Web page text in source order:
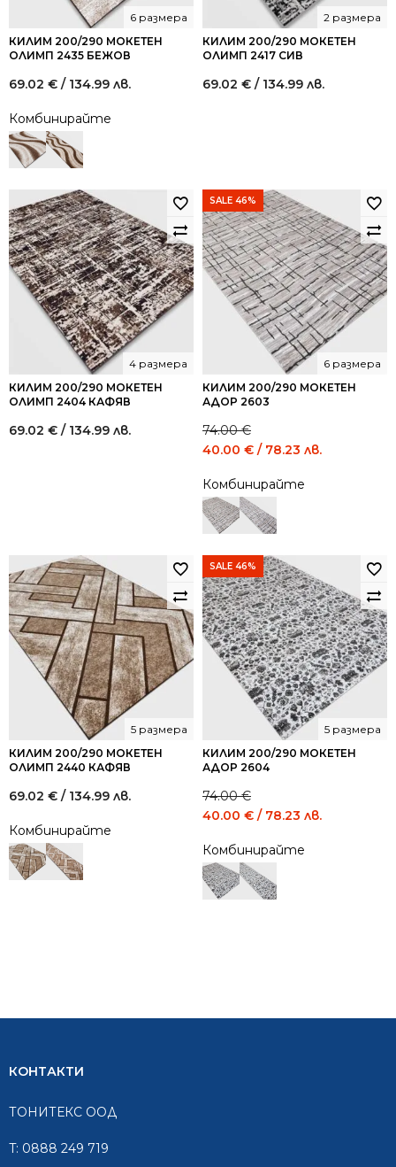
КИЛИМ 200/290 МОКЕТЕН
ОЛИМП 2435 БЕЖОВ
6 размера
69.02 € / 134.99 лв.
Комбинирайте
КИЛИМ 200/290 МОКЕТЕН
ОЛИМП 2417 СИВ
2 размера
69.02 € / 134.99 лв.
КИЛИМ 200/290 МОКЕТЕН
ОЛИМП 2404 КАФЯВ
4 размера
69.02 € / 134.99 лв.
SALE 46%
КИЛИМ 200/290 МОКЕТЕН
АДОР 2603
6 размера
74.00€
Original
was:
74.00 €
/
лв..
40.00 € / 78.23 лв.
Комбинирайте
КИЛИМ 200/290 МОКЕТЕН
ОЛИМП 2440 КАФЯВ
5 размера
69.02 € / 134.99 лв.
Комбинирайте
SALE 46%
КИЛИМ 200/290 МОКЕТЕН
АДОР 2604
5 размера
74.00€
Original
was:
74.00 €
/
40.00 € / 78.23 лв.
Комбинирайте
КОНТАКТИ
ТОНИТЕКС ООД
T: 0888 249 719